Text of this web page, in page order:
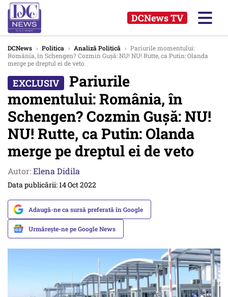
DCNews TV
DCNews › Politica › Analiză Politică › Pariurile momentului:
România, în Schengen? Cozmin Gușă: NU! NU! Rutte, ca Putin: Olanda
merge pe dreptul ei de veto
Pariurile
momentului: România, în
Schengen? Cozmin Gușă: NU!
NU! Rutte, ca Putin: Olanda
merge pe dreptul ei de veto
Autor:Elena Didila
Data publicării: 14 Oct 2022
Adaugă-ne ca sursă preferată în Google
Urmărește-ne pe Google News